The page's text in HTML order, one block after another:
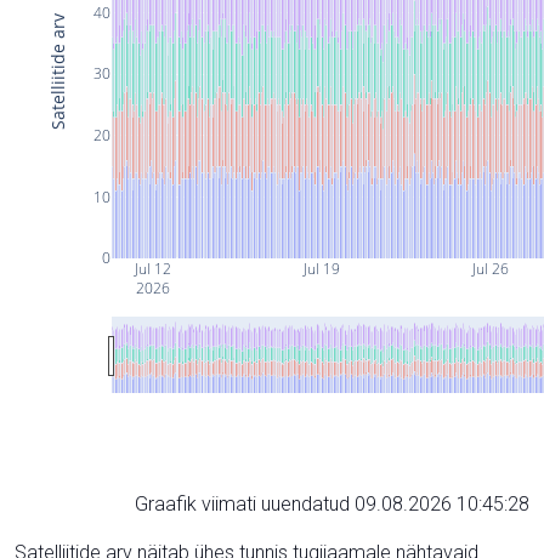
Jul 12
2026
Jul 19 Jul 26
0
10
20
30
40
Satelliitide arv
Graafik viimati uuendatud 09.08.2026 10:45:28
Satelliitide arv näitab ühes tunnis tugijaamale nähtavaid